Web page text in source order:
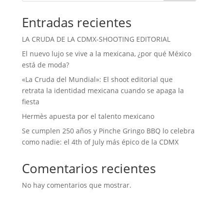
Entradas recientes
LA CRUDA DE LA CDMX-SHOOTING EDITORIAL
El nuevo lujo se vive a la mexicana, ¿por qué México
está de moda?
«La Cruda del Mundial»: El shoot editorial que
retrata la identidad mexicana cuando se apaga la
fiesta
Hermès apuesta por el talento mexicano
Se cumplen 250 años y Pinche Gringo BBQ lo celebra
como nadie: el 4th of July más épico de la CDMX
Comentarios recientes
No hay comentarios que mostrar.